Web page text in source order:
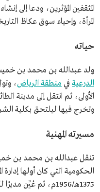
كاتب.
المثقفين المؤثرين، ودعا إلى
المرأة، وإحياء سوق عكاظ
حياته
ولد عبدالله بن محمد بن خميس
الدرعية في منطقة الرياض،
الأولى، ثم انتقل إلى مدينة
وتخرج فيها ليلتحق بكلية
مسيرته المهنية
تنقل عبدالله بن محمد بن
الحكومية التي كان أولها إدارة
1375هـ/1956م، ثم عُيِّن مديرًا لكليتي الشريعة واللغة العربية في